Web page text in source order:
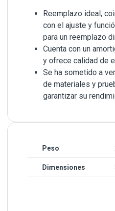
Reemplazo ideal,
con el ajuste y
para un reemplazo
Cuenta con un
y ofrece calidad de
Se ha sometido a
de materiales y
garantizar su
Peso
Dimensiones